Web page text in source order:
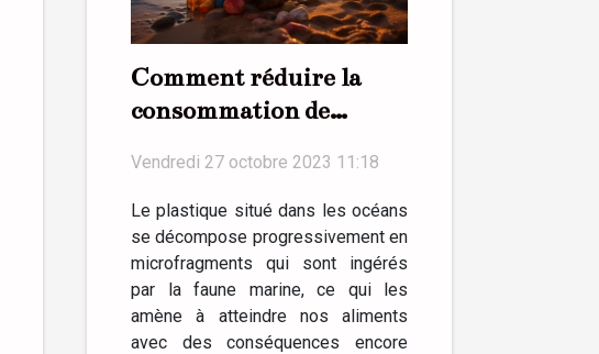
Comment réduire la
consommation de
Vendredi 27 octobre 2023 11:18
Le plastique situé dans les océans
se décompose progressivement en
microfragments qui sont ingérés
par la faune marine, ce qui les
amène à atteindre nos aliments
avec des conséquences encore